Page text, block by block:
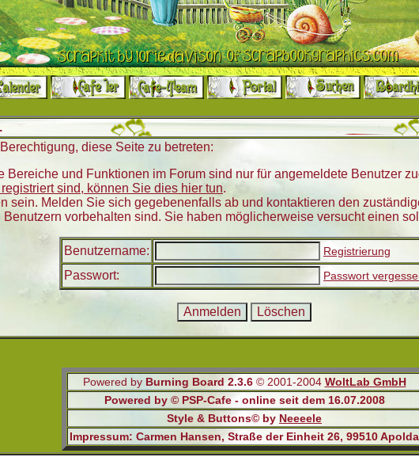
diese Seite zu betreten:
Bereiche und Funktionen im Forum sind nur für angemeldete Benutzer
sind, können Sie dies hier tun.
sein. Melden Sie sich gegebenenfalls ab und kontaktieren den
vorbehalten sind. Sie haben möglicherweise versucht einen
Benutzername: Registrierung
Passwort: Passwort
Powered by Burning Board 2.3.6© 2001-2004 WoltLab GmbH
Powered by © PSP-Cafe - online seit dem 16.07.2008
Style & Buttons© by Neeeele
Impressum: Carmen Hansen, Straße der Einheit 26, 99510 Apolda